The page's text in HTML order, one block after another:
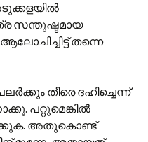
സന്തുഷ്ടമായ
തന്നെ
തീരെ ദഹിച്ചെന്ന്
പറ്റുമെങ്കിൽ
അതുകൊണ്ട്